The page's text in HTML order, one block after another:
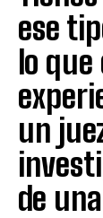
ese
lo
un
de